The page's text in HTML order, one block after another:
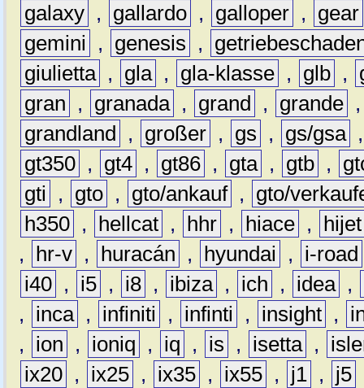
galaxy , gallardo , galloper ,
gear
gemini
, genesis ,
giulietta , gla , gla-klasse , glb ,
gran
, granada , grand , grande
grandland
, großer , gs , gs/gsa
gt350 , gt4 , gt86 , gta , gtb ,
gti
, gto , gto/ankauf ,
gto/
h350 , hellcat , hhr , hiace ,
hijet
,
hr-v , huracán , hyundai ,
i-road
i40 , i5 , i8 , ibiza , ich , idea ,
,
inca , infiniti , infinti , insight ,
,
ion , ioniq , iq , is , isetta ,
ix20 , ix25 , ix35 , ix55 , j1 , j5